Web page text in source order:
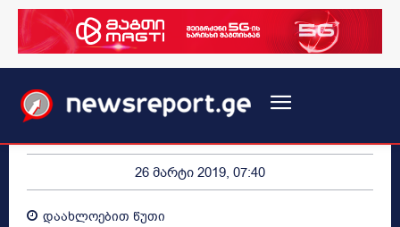
26 მარტი 2019, 07:40
დაახლოებით წუთი